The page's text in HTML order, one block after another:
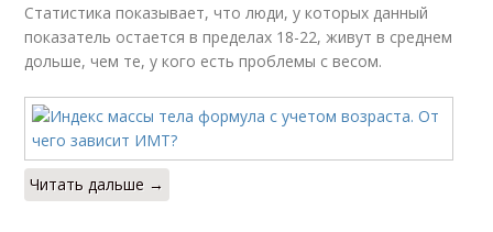
Статистика показывает, что люди, у которых данный
показатель остается в пределах 18-22, живут в среднем
дольше, чем те, у кого есть проблемы с весом.
Читать дальше →